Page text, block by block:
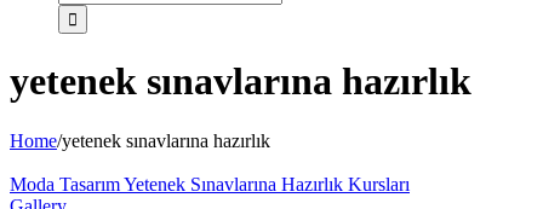
yetenek sınavlarına hazırlık
Home/yetenek sınavlarına hazırlık
Moda Tasarım Yetenek Sınavlarına Hazırlık Kursları